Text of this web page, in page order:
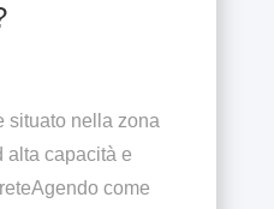
situato nella zona
alta capacità e
come